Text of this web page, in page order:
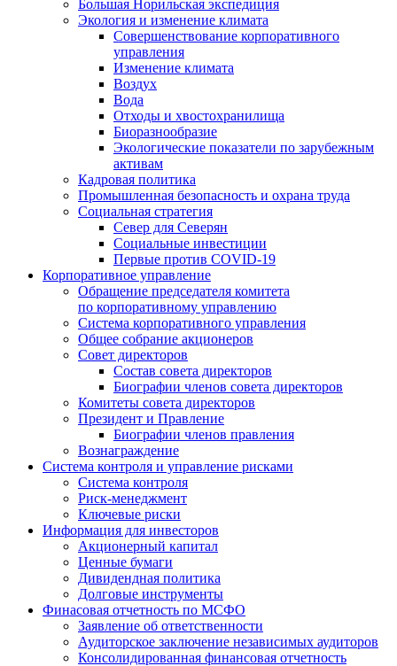
Большая Норильская экспедиция
Экология и изменение климата
Совершенствование корпоративного
управления
Изменение климата
Воздух
Вода
Отходы и хвостохранилища
Биоразнообразие
Экологические показатели по зарубежным
активам
Кадровая политика
Промышленная безопасность и охрана труда
Социальная стратегия
Север для Северян
Социальные инвестиции
Первые против COVID‑19
Корпоративное управление
Обращение председателя комитета
по корпоративному управлению
Система корпоративного управления
Общее собрание акционеров
Совет директоров
Состав совета директоров
Биографии членов совета директоров
Комитеты совета директоров
Президент и Правление
Биографии членов правления
Вознаграждение
Система контроля и управление рисками
Система контроля
Риск-менеджмент
Ключевые риски
Информация для инвесторов
Акционерный капитал
Ценные бумаги
Дивидендная политика
Долговые инструменты
Финасовая отчетность по МСФО
Заявление об ответственности
Аудиторское заключение независимых аудиторов
Консолидированная финансовая отчетность